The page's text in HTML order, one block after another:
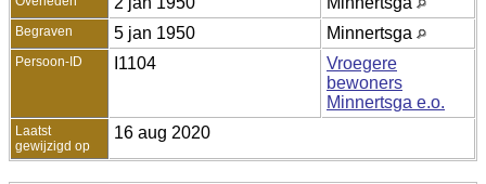
Begraven 5 jan 1950 Minnertsga
Persoon-ID I1104
Vroegere
bewoners
Minnertsga e.o.
Laatst
gewijzigd op
16 aug 2020